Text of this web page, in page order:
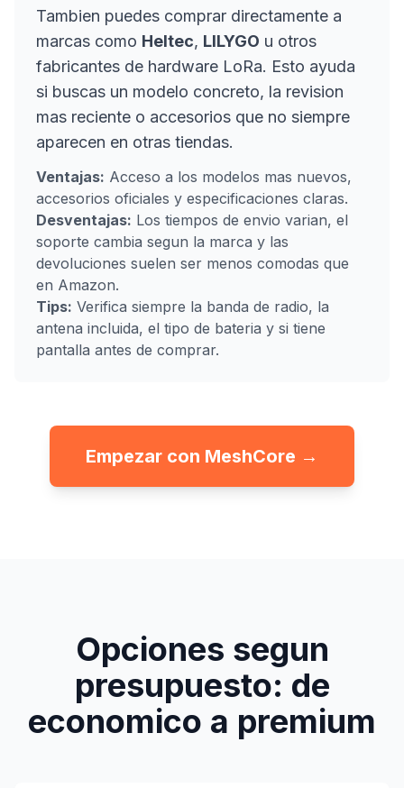
Tambien puedes comprar directamente a
marcas como Heltec, LILYGO u otros
fabricantes de hardware LoRa. Esto ayuda
si buscas un modelo concreto, la revision
mas reciente o accesorios que no siempre
aparecen en otras tiendas.
Ventajas: Acceso a los modelos mas nuevos,
accesorios oficiales y especificaciones claras.
Desventajas: Los tiempos de envio varian, el
soporte cambia segun la marca y las
devoluciones suelen ser menos comodas que
en Amazon.
Tips: Verifica siempre la banda de radio, la
antena incluida, el tipo de bateria y si tiene
pantalla antes de comprar.
Empezar con MeshCore →
Opciones segun
presupuesto: de
economico a premium